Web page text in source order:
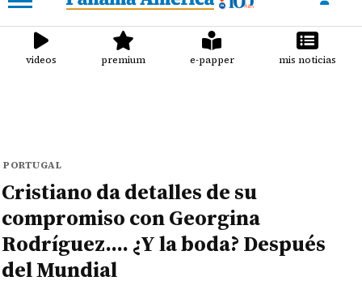
videos premium e-papper mis noticias
PORTUGAL
Cristiano da detalles de su
compromiso con Georgina
Rodríguez.... ¿Y la boda? Después
del Mundial